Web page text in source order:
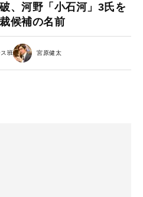
、河野「小石河」3氏を
候補の名前
班 宮原健太